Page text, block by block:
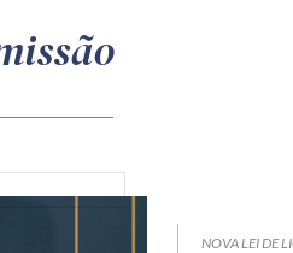
NOVA LEI DE